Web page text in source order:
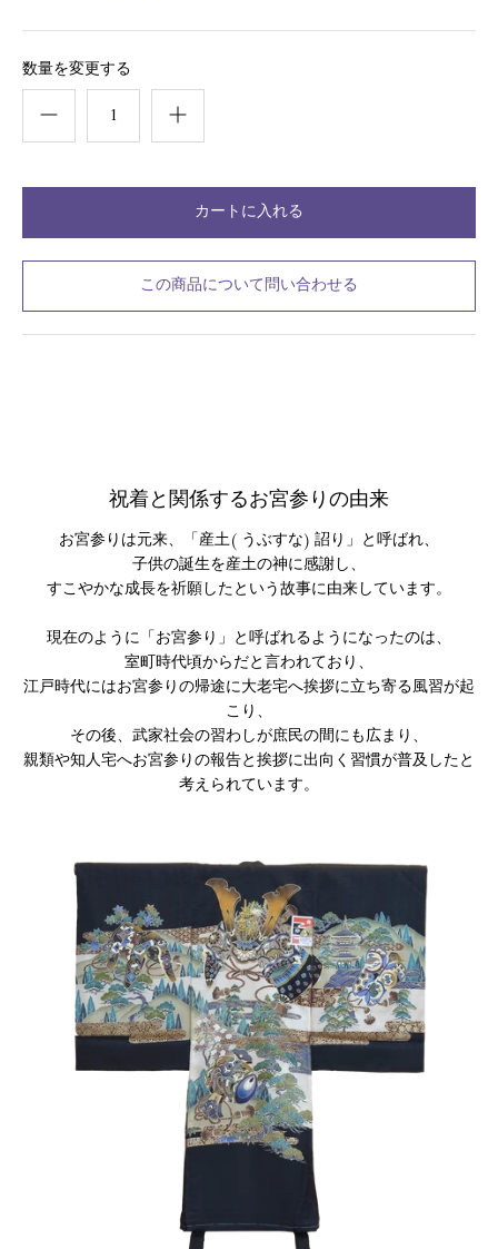
数量を変更する
この商品について問い合わせる
祝着と関係するお宮参りの由来
お宮参りは元来、「産土( うぶすな) 詔り」と呼ばれ、
子供の誕生を産土の神に感謝し、
すこやかな成長を祈願したという故事に由来しています。
現在のように「お宮参り」と呼ばれるようになったのは、
室町時代頃からだと言われており、
江戸時代にはお宮参りの帰途に大老宅へ挨拶に立ち寄る風習が起
こり、
その後、武家社会の習わしが庶民の間にも広まり、
親類や知人宅へお宮参りの報告と挨拶に出向く習慣が普及したと
考えられています。